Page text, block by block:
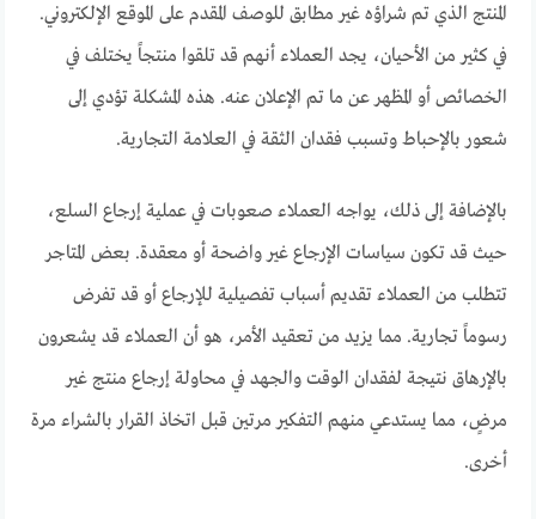
المنتج الذي تم شراؤه غير مطابق للوصف المقدم على الموقع الإلكتروني.
في كثير من الأحيان، يجد العملاء أنهم قد تلقوا منتجاً يختلف في
الخصائص أو المظهر عن ما تم الإعلان عنه. هذه المشكلة تؤدي إلى
شعور بالإحباط وتسبب فقدان الثقة في العلامة التجارية.
بالإضافة إلى ذلك، يواجه العملاء صعوبات في عملية إرجاع السلع،
حيث قد تكون سياسات الإرجاع غير واضحة أو معقدة. بعض المتاجر
تتطلب من العملاء تقديم أسباب تفصيلية للإرجاع أو قد تفرض
رسوماً تجارية. مما يزيد من تعقيد الأمر، هو أن العملاء قد يشعرون
بالإرهاق نتيجة لفقدان الوقت والجهد في محاولة إرجاع منتج غير
مرضٍ، مما يستدعي منهم التفكير مرتين قبل اتخاذ القرار بالشراء مرة
أخرى.